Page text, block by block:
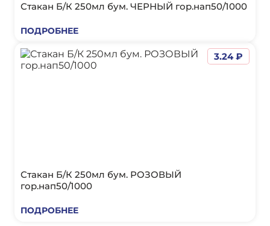
Стакан Б/К 250мл бум. ЧЕРНЫЙ гор.нап50/1000
ПОДРОБНЕЕ
Стакан Б/К 250мл бум. РОЗОВЫЙ
гор.нап50/1000
ПОДРОБНЕЕ
3.24 ₽